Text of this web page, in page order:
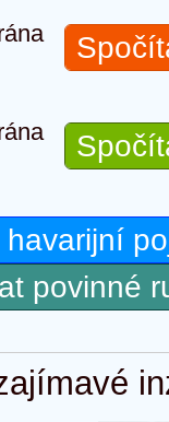
havarijní
povinné